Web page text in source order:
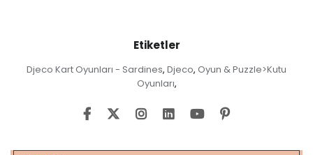
Etiketler
Djeco Kart Oyunları - Sardines, Djeco, Oyun & Puzzle>Kutu
Oyunları,